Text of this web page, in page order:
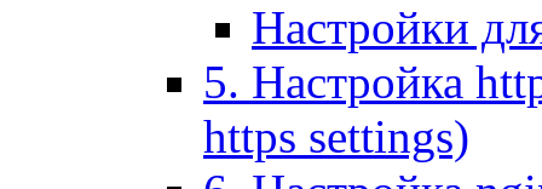
Настройки
5. Настройка
https settings)